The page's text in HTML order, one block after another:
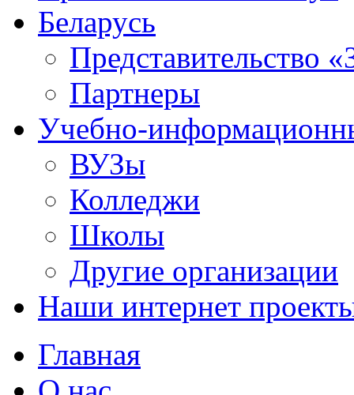
Беларусь
Представительство
Партнеры
Учебно-
ВУЗы
Колледжи
Школы
Другие организации
Наши интернет
Главная